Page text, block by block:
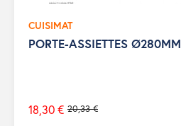
CUISIMAT
PORTE-ASSIETTES Ø280MM
Prix
20,33 €
18,30 €